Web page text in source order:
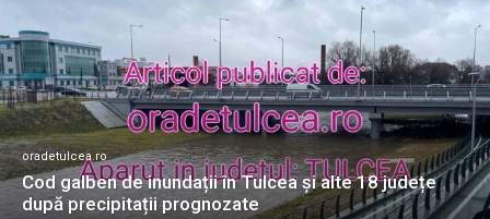
oradetulcea.ro
Cod galben de inundații în Tulcea și alte 18 județe
după precipitații prognozate